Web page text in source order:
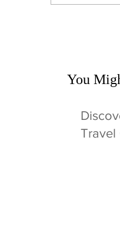
You
Travel